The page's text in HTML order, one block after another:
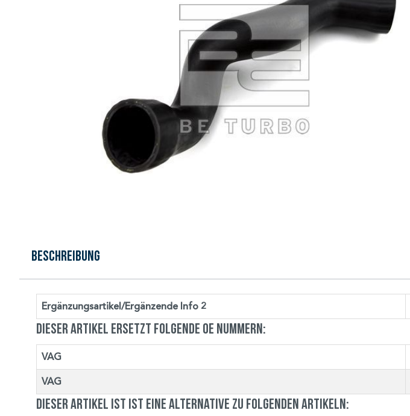
Beschreibung
Ergänzungsartikel/Ergänzende Info 2
Dieser Artikel ersetzt folgende OE Nummern:
VAG
VAG
Dieser Artikel ist ist eine Alternative zu folgenden Artikeln: